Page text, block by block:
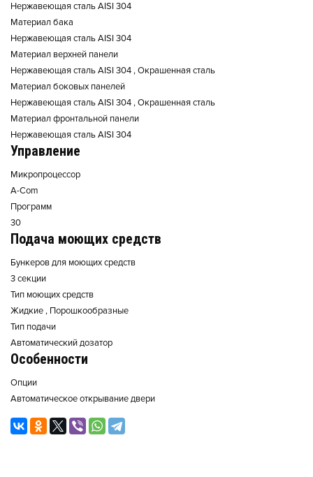
Нержавеющая сталь AISI 304
Материал бака
Нержавеющая сталь AISI 304
Материал верхней панели
Нержавеющая сталь AISI 304 , Окрашенная сталь
Материал боковых панелей
Нержавеющая сталь AISI 304 , Окрашенная сталь
Материал фронтальной панели
Нержавеющая сталь AISI 304
Управление
Микропроцессор
A-Com
Программ
30
Подача моющих средств
Бункеров для моющих средств
3 секции
Тип моющих средств
Жидкие , Порошкообразные
Тип подачи
Автоматический дозатор
Особенности
Опции
Автоматическое открывание двери